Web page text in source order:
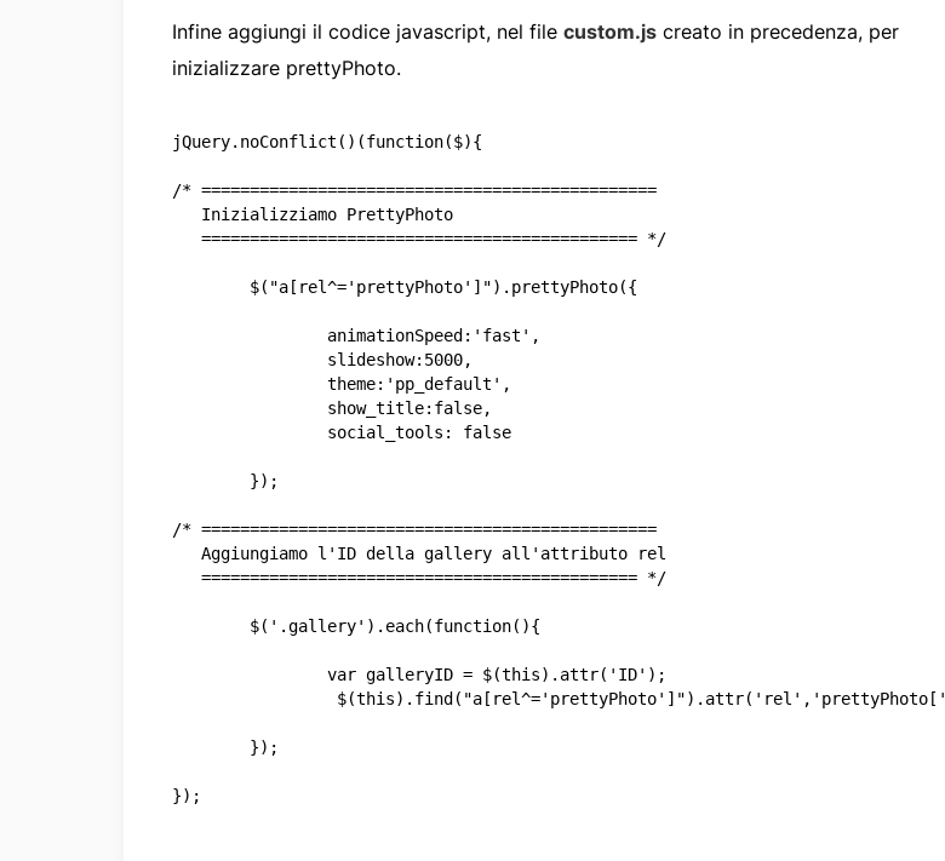
Infine aggiungi il codice javascript, nel file custom.js creato in precedenza, per
inizializzare prettyPhoto.
jQuery.noConflict()(function($){
/* ===============================================
   Inizializziamo PrettyPhoto
   ============================================= */
/* ===============================================
   Aggiungiamo l'ID della gallery all'attributo rel
   ============================================= */
});